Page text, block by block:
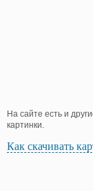
На сайте есть и
картинки.
Как скачивать